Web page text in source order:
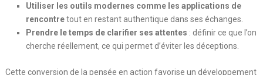
Utiliser les outils modernes comme les applications de
rencontretout en restant authentique dans ses échanges.
Prendre le temps de clarifier ses attentes : définir ce que l’on
cherche réellement, ce qui permet d’éviter les déceptions.
Cette conversion de la pensée en action favorise un développement